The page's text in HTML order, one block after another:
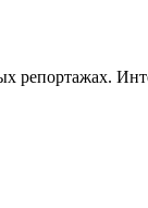
репортажах.